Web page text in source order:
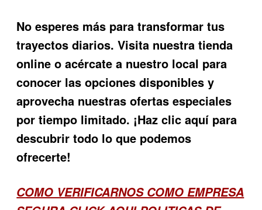
No esperes más para transformar tus
trayectos diarios. Visita nuestra tienda
online o acércate a nuestro local para
conocer las opciones disponibles y
aprovecha nuestras ofertas especiales
por tiempo limitado. ¡Haz clic aquí para
descubrir todo lo que podemos
ofrecerte!
COMO VERIFICARNOS COMO EMPRESA